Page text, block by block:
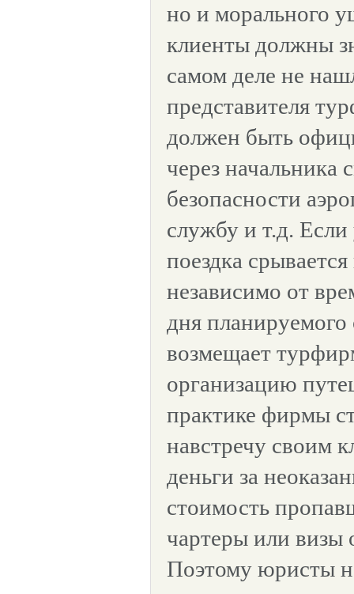
но и морального
клиенты должны
самом деле не
представителя
должен быть
через начальника
безопасности
службу и т.д.
поездка
независимо от
дня планируемого
возмещает
организацию
практике фирмы
навстречу своим
деньги за
стоимость
чартеры или визы
Поэтому юристы